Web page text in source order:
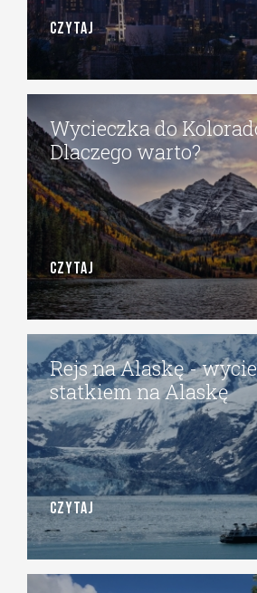
CZYTAJ
Wycieczka do
Dlaczego warto?
CZYTAJ
Rejs na Alaskę -
statkiem na Alaskę
CZYTAJ